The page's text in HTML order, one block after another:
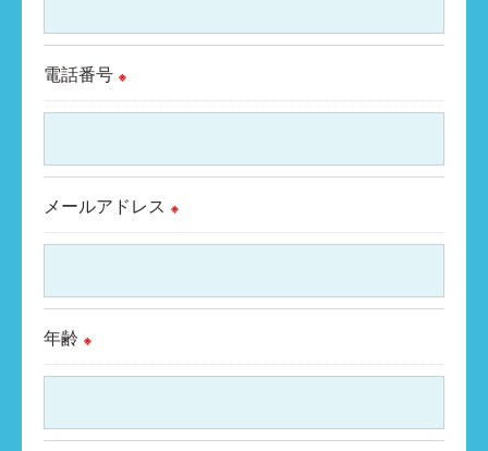
当社のサービスをご提供できない場合がござい
ますので予めご了承ください。
について＞
当社では、お客様の個人情報の開示･訂正･削
除・利用停止の手続を定めさせて頂いておりま
ご本人である事を確認のうえ、対応させて頂き
ます。
個人情報の開示･訂正･削除・利用停止の具体的
い。
電話番号 ※
メールアドレス ※
年齢 ※